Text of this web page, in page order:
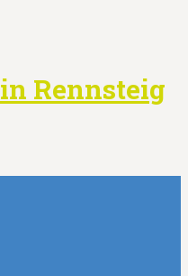
Rennsteig